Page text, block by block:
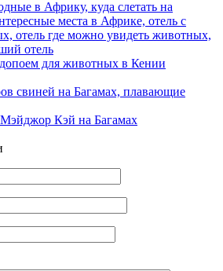
для животных в Кении
Кэй на Багамах